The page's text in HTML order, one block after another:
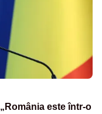
este într-o